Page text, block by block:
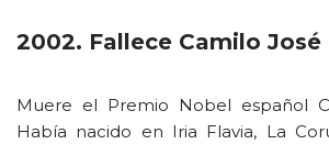
2002. Fallece Camilo José
Muere el Premio Nobel español
Había nacido en Iria Flavia, La